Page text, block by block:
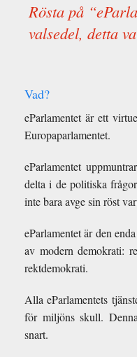
Rösta på
val­sedel, detta
Vad?
ePar­la­mentet är ett
Eu­ropa­parla­mentet.
ePar­la­mentet
delta i de poli­tiska
inte bara avge sin röst
ePar­la­mentet är den
av mod­ern demokrati:
rek­t­demokrati.
Alla ePar­la­mentets
för miljöns skull.
snart.